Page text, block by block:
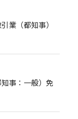
業（都知事）
事：一般）免